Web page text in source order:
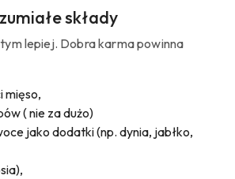
składy
lepiej. Dobra karma powinna
mięso,
( nie za dużo)
jako dodatki (np. dynia, jabłko,